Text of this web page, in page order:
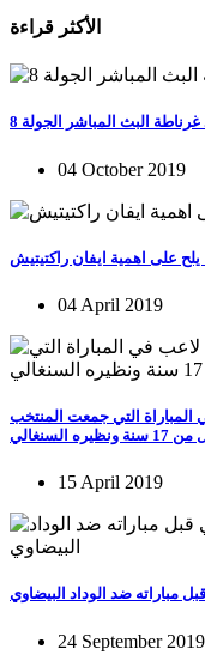
الأكثر قراءة
البث المباشر الجولة 8
04 October 2019
يلح على اهمية ايفان راكتيتيش
04 April 2019
المباراة التي جمعت المنتخب
السنغالي
15 April 2019
مباراته ضد الوداد البيضاوي
24 September 2019